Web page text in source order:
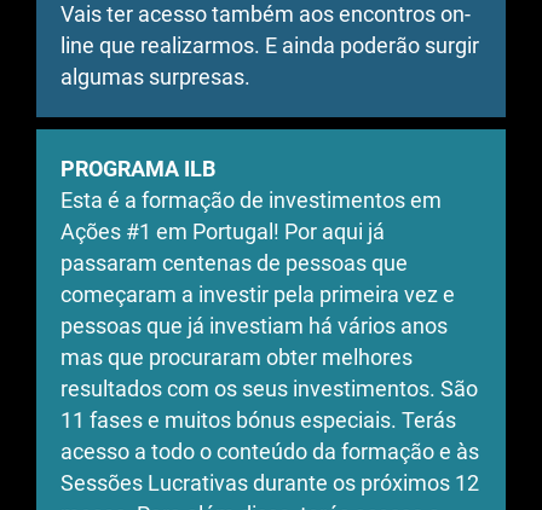
Vais ter acesso também aos encontros on-
line que realizarmos. E ainda poderão surgir
algumas surpresas.
PROGRAMA ILB
Esta é a formação de investimentos em
Ações #1 em Portugal! Por aqui já
passaram centenas de pessoas que
começaram a investir pela primeira vez e
pessoas que já investiam há vários anos
mas que procuraram obter melhores
resultados com os seus investimentos. São
11 fases e muitos bónus especiais. Terás
acesso a todo o conteúdo da formação e às
Sessões Lucrativas durante os próximos 12